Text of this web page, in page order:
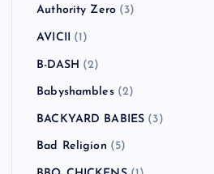
Authority Zero (3)
AVICII (1)
B-DASH (2)
Babyshambles(2)
BACKYARD BABIES (3)
Bad Religion (5)